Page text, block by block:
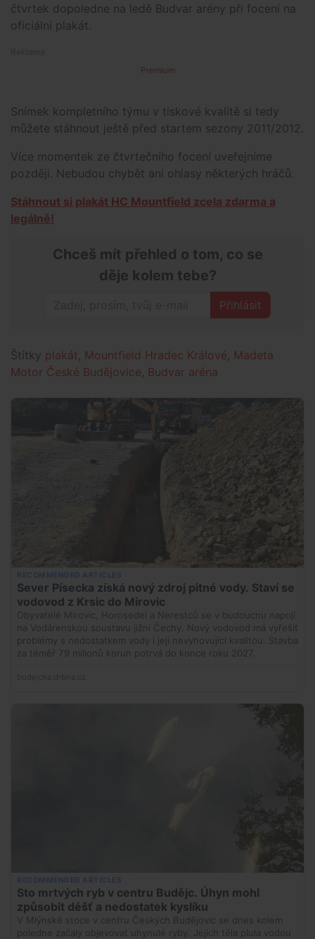
čtvrtek dopoledne na ledě Budvar arény při focení na
oficiální plakát.
Premium
Snímek kompletního týmu v tiskové kvalitě si tedy
můžete stáhnout ještě před startem sezony 2011/2012.
Více momentek ze čtvrtečního focení uveřejníme
později. Nebudou chybět ani ohlasy některých hráčů.
Stáhnout si plakát HC Mountfield zcela zdarma a
legálně!
Chceš mít přehled o tom, co se
děje kolem tebe?
Přihlásit
Štítky plakát Mountfield Hradec Králové Madeta
Motor České Budějovice Budvar aréna